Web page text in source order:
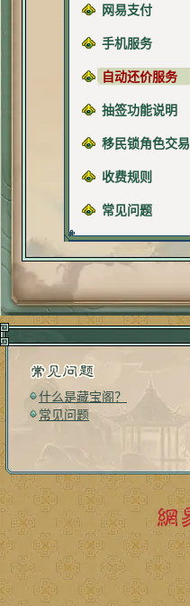
网易支付
手机服务
自动还价服务
抽签功能说明
移民锁角色交易
收费规则
常见问题
什么是藏宝阁？
常见问题